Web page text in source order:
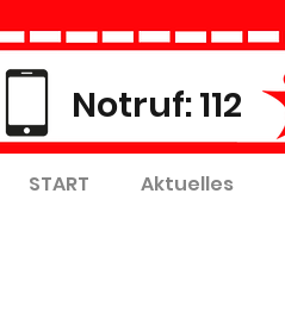
Notruf: 112
START Aktuelles